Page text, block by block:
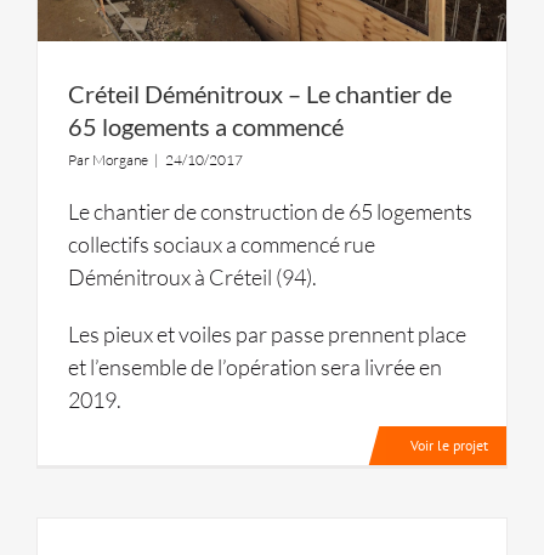
Créteil Déménitroux – Le chantier de
65 logements a commencé
Par Morgane | 24/10/2017
Le chantier de construction de 65 logements
collectifs sociaux a commencé rue
Déménitroux à Créteil (94).
Les pieux et voiles par passe prennent place
et l’ensemble de l’opération sera livrée en
2019.
Voir le projet